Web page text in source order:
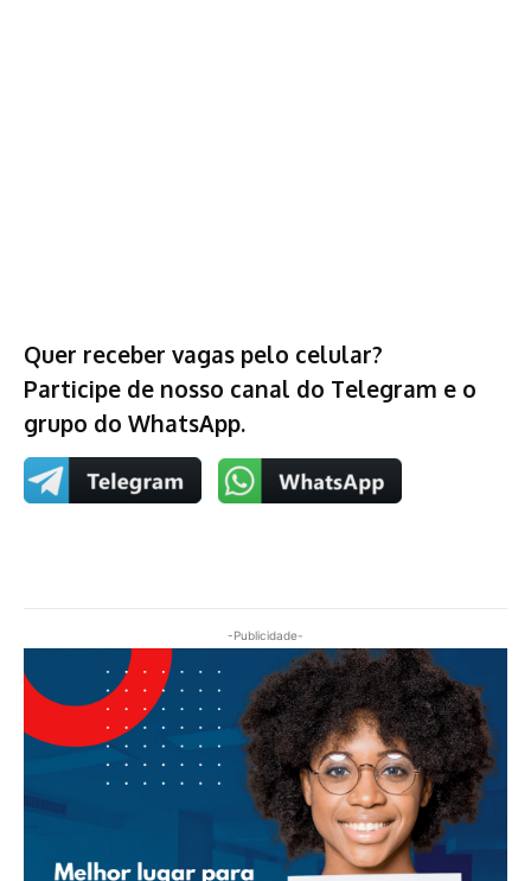
Quer receber vagas pelo celular?
Participe de nosso canal do Telegram e o
grupo do WhatsApp.
-Publicidade-